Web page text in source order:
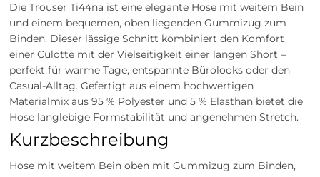
Die Trouser Ti44na ist eine elegante Hose mit weitem Bein
und einem bequemen, oben liegenden Gummizug zum
Binden. Dieser lässige Schnitt kombiniert den Komfort
einer Culotte mit der Vielseitigkeit einer langen Short –
perfekt für warme Tage, entspannte Bürolooks oder den
Casual-Alltag. Gefertigt aus einem hochwertigen
Materialmix aus 95 % Polyester und 5 % Elasthan bietet die
Hose langlebige Formstabilität und angenehmen Stretch.
Kurzbeschreibung
Hose mit weitem Bein oben mit Gummizug zum Binden,